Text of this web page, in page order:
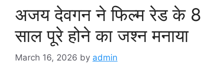
अजय देवगन ने फिल्म रेड के 8
साल पूरे होने का जश्न मनाया
March 16, 2026 by admin